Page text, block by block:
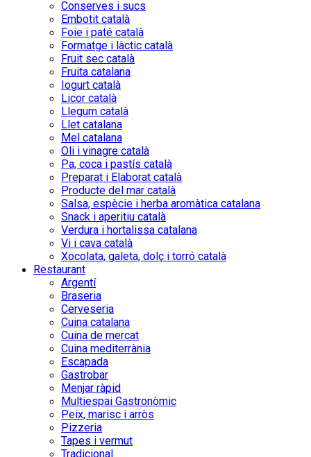
Conserves i sucs
Embotit català
Foie i paté català
Formatge i làctic català
Fruit sec català
Fruita catalana
Iogurt català
Licor català
Llegum català
Llet catalana
Mel catalana
Oli i vinagre català
Pa, coca i pastís català
Preparat i Elaborat català
Producte del mar català
Salsa, espècie i herba aromàtica catalana
Snack i aperitiu català
Verdura i hortalissa catalana
Vi i cava català
Xocolata, galeta, dolç i torró català
Restaurant
Argentí
Braseria
Cerveseria
Cuina catalana
Cuina de mercat
Cuina mediterrània
Escapada
Gastrobar
Menjar ràpid
Multiespai Gastronòmic
Peix, marisc i arròs
Pizzeria
Tapes i vermut
Tradicional